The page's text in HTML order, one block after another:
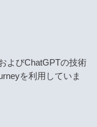
よびChatGPTの技術
を利用していま